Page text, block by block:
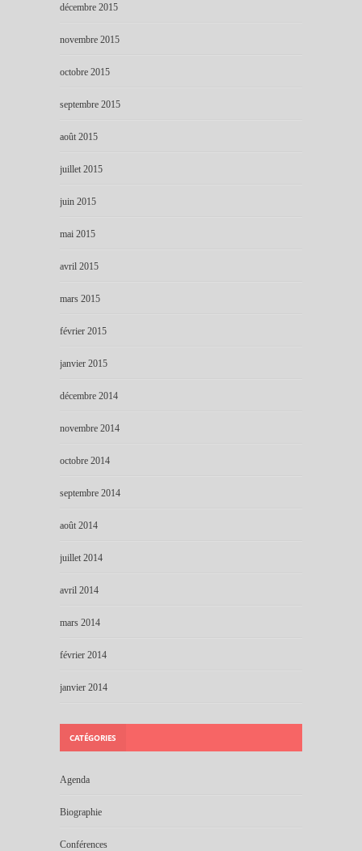
décembre 2015
novembre 2015
octobre 2015
septembre 2015
août 2015
juillet 2015
juin 2015
mai 2015
avril 2015
mars 2015
février 2015
janvier 2015
décembre 2014
novembre 2014
octobre 2014
septembre 2014
août 2014
juillet 2014
avril 2014
mars 2014
février 2014
janvier 2014
CATÉGORIES
Agenda
Biographie
Conférences